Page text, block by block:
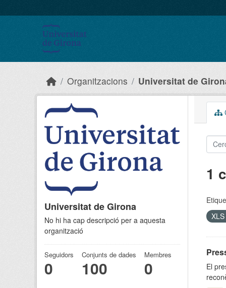
Organitzacions Universitat de
Universitat de Girona
No hi ha cap descripció per a aquesta
organització
Seguidors
0
Conjunts de dades
100
Membres
0
1
XLS
El